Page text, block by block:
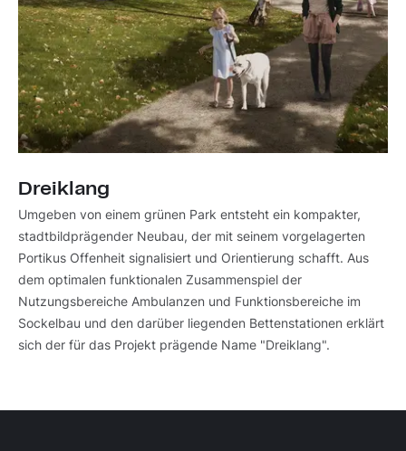
Dreiklang
Umgeben von einem grünen Park entsteht ein kompakter,
stadtbildprägender Neubau, der mit seinem vorgelagerten
Portikus Offenheit signalisiert und Orientierung schafft. Aus
dem optimalen funktionalen Zusammenspiel der
Nutzungsbereiche Ambulanzen und Funktionsbereiche im
Sockelbau und den darüber liegenden Bettenstationen erklärt
sich der für das Projekt prägende Name "Dreiklang".